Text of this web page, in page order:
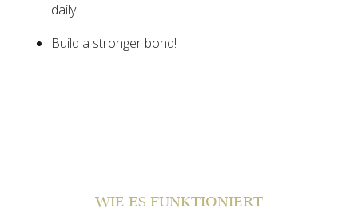
daily
Build a stronger bond!
WIE ES FUNKTIONIERT